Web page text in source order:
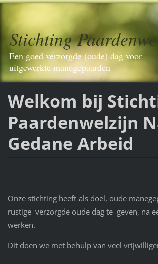
Stichting
Een goed verzorgde (oude) dag voor
uitgewerkte manegepaarden
Welkom bij
Paardenwelzijn
Gedane Arbeid
Onze stichting heeft als doel, oude
rustige verzorgde oude dag te geven, na
werken.
Dit doen we met behulp van veel